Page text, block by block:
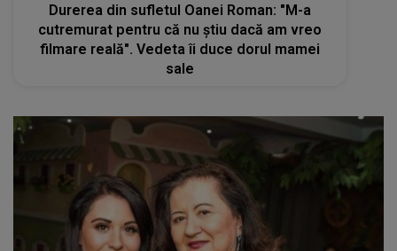
Durerea din sufletul Oanei Roman: "M-a
cutremurat pentru că nu știu dacă am vreo
filmare reală". Vedeta îi duce dorul mamei
sale